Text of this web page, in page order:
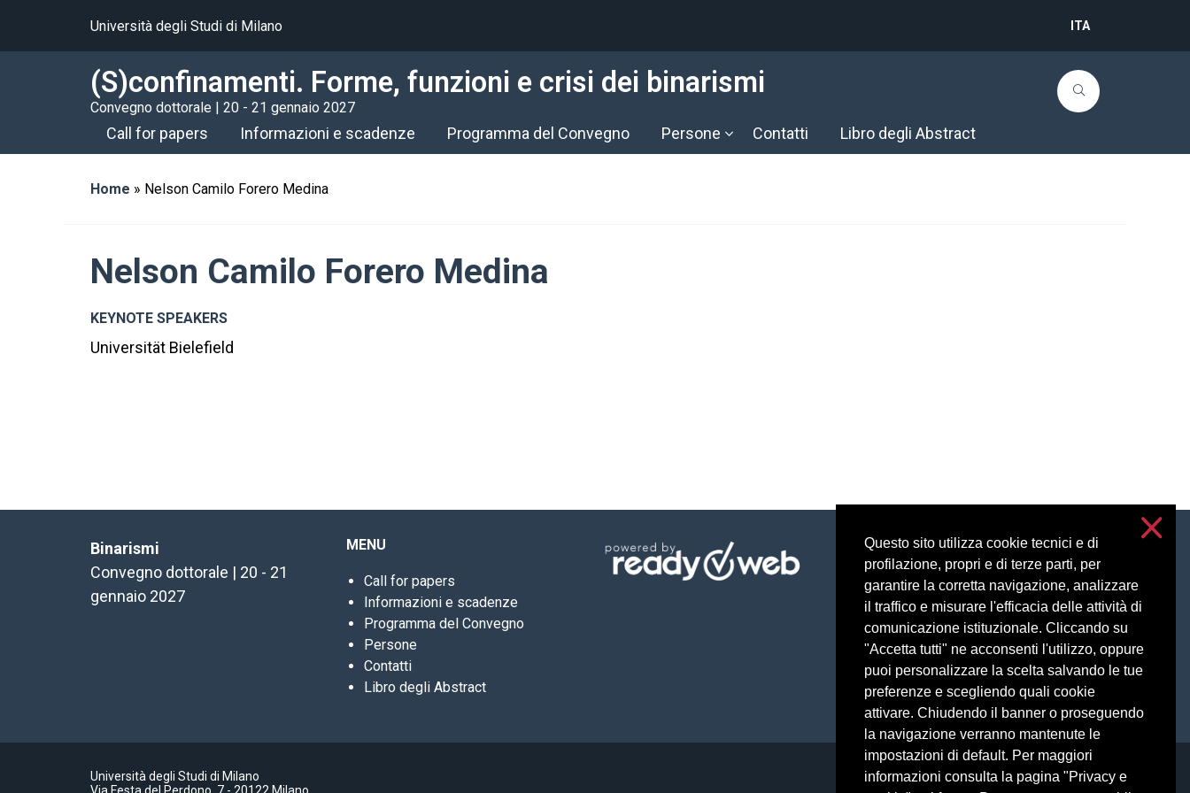
Questo sito utilizza cookie tecnici e di
profilazione, propri e di terze parti, per
garantire la corretta navigazione, analizzare
il traffico e misurare l'efficacia delle attività di
comunicazione istituzionale. Cliccando su
"Accetta tutti" ne acconsenti l'utilizzo, oppure
puoi personalizzare la scelta salvando le tue
preferenze e scegliendo quali cookie
attivare. Chiudendo il banner o proseguendo
la navigazione verranno mantenute le
impostazioni di default. Per maggiori
informazioni consulta la pagina "Privacy e
Università degli Studi di Milano ITA
(S)confinamenti. Forme, funzioni e crisi dei binarismi
Convegno dottorale | 20 - 21 gennaio 2027
Call for papers Informazioni e scadenze Programma del Convegno Persone Contatti Libro degli Abstract
Home » Nelson Camilo Forero Medina
Nelson Camilo Forero Medina
KEYNOTE SPEAKERS
Universität Bielefield
Binarismi
Convegno dottorale | 20 - 21
gennaio 2027
MENU
Call for papers
Informazioni e scadenze
Programma del Convegno
Persone
Contatti
Libro degli Abstract
Accessibility
Privacy e cookies
Impostazioni cookie
Università degli Studi di Milano